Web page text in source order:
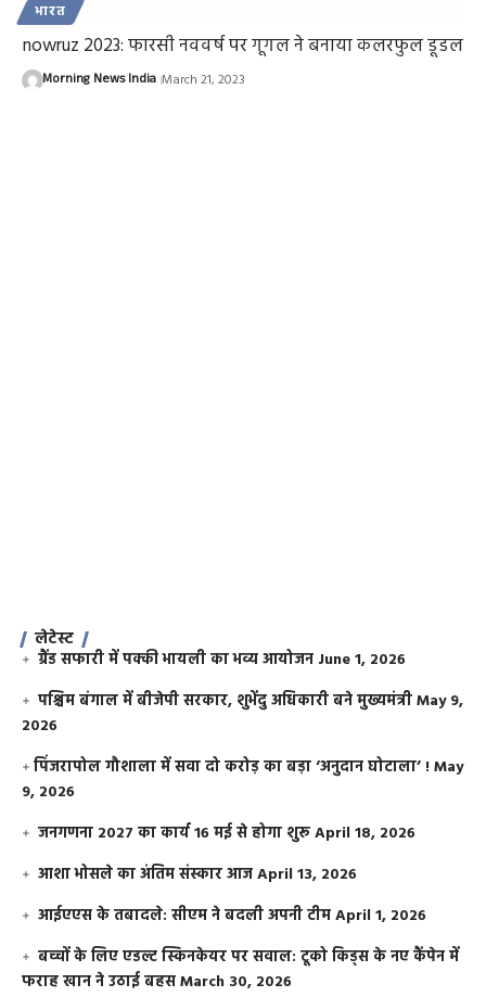
भारत
nowruz 2023: फारसी नववर्ष पर गूगल ने बनाया कलरफुल डूडल
Morning News India March 21, 2023
लेटेस्ट
ग्रैंड सफारी में पक्की भायली का भव्य आयोजन June 1, 2026
पश्चिम बंगाल में बीजेपी सरकार, शुभेंदु अधिकारी बने मुख्यमंत्रीMay 9,
2026
​पिंजरापोल गौशाला में सवा दो करोड़ का बड़ा ‘अनुदान घोटाला’ !May
9, 2026
जनगणना 2027 का कार्य 16 मई से होगा शुरूApril 18, 2026
आशा भोसले का अंतिम संस्कार आजApril 13, 2026
आईएएस के तबादले: सीएम ने बदली अपनी टीमApril 1, 2026
बच्चों के लिए एडल्ट स्किनकेयर पर सवाल: टूको किड्स के नए कैंपेन में
फराह खान ने उठाई बहसMarch 30, 2026